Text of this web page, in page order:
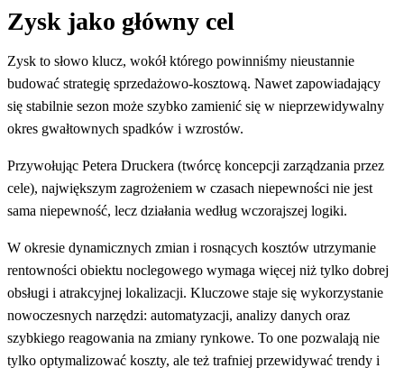
Zysk jako główny cel
Zysk to słowo klucz, wokół którego powinniśmy nieustannie
budować strategię sprzedażowo-kosztową. Nawet zapowiadający
się stabilnie sezon może szybko zamienić się w nieprzewidywalny
okres gwałtownych spadków i wzrostów.
Przywołując Petera Druckera (twórcę koncepcji zarządzania przez
cele), największym zagrożeniem w czasach niepewności nie jest
sama niepewność, lecz działania według wczorajszej logiki.
W okresie dynamicznych zmian i rosnących kosztów utrzymanie
rentowności obiektu noclegowego wymaga więcej niż tylko dobrej
obsługi i atrakcyjnej lokalizacji. Kluczowe staje się wykorzystanie
nowoczesnych narzędzi: automatyzacji, analizy danych oraz
szybkiego reagowania na zmiany rynkowe. To one pozwalają nie
tylko optymalizować koszty, ale też trafniej przewidywać trendy i